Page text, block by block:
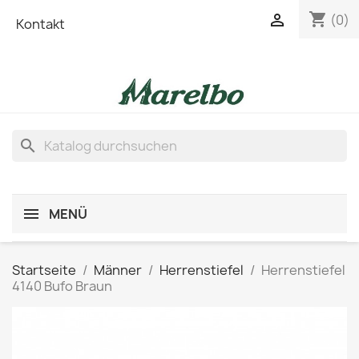
Kontakt shopping_cart (0)

search
MENÜ
Startseite Männer Herrenstiefel
Herrenstiefel
4140 Bufo Braun